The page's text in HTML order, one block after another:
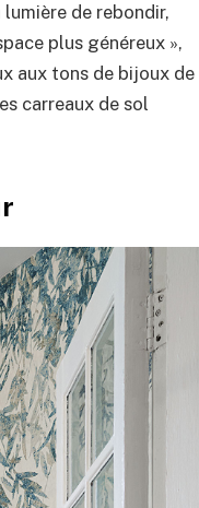
de rebondir,
plus généreux »,
aux tons de bijoux de
carreaux de sol